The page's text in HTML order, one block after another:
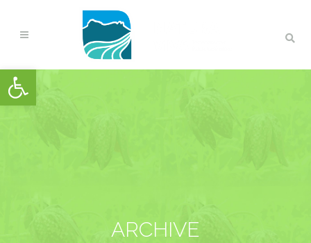
Open toolbar
ARCHIVE